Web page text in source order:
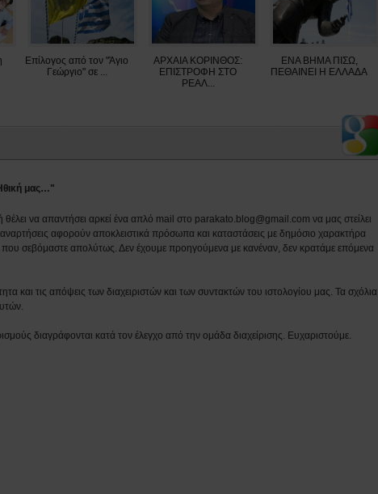
Επίλογος από τον "Άγιο
Γεώργιο" σε ...
ΑΡΧΑΙΑ ΚΟΡΙΝΘΟΣ:
ΕΠΙΣΤΡΟΦΗ ΣΤΟ
ΡΕΑΛ...
ΕΝΑ ΒΗΜΑ ΠΙΣΩ,
ΠΕΘΑΙΝΕΙ Η ΕΛΛΑΔΑ
μας…"
θέλει να απαντήσει αρκεί ένα απλό mail στο parakato.blog@gmail.com να μας στείλει
αφορούν αποκλειστικά πρόσωπα και καταστάσεις με δημόσιο χαρακτήρα
σεβόμαστε απολύτως. Δεν έχουμε προηγούμενα με κανέναν, δεν κρατάμε επόμενα
και τις απόψεις των διαχειριστών και των συντακτών του ιστολογίου μας. Τα σχόλια
διαγράφονται κατά τον έλεγχο από την ομάδα διαχείρισης. Ευχαριστούμε.